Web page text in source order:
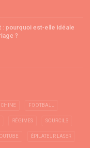
: pourquoi est-elle idéale
?
CHINE FOOTBALL
RÉGIMES SOURCILS
ÉPILATEUR LASER